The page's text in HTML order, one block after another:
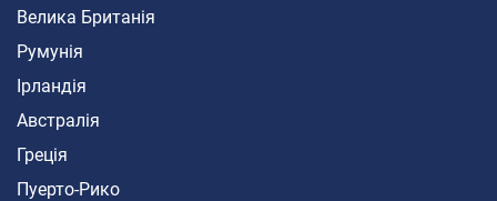
Велика Британія
Румунія
Ірландія
Австралія
Греція
Пуерто-Рико